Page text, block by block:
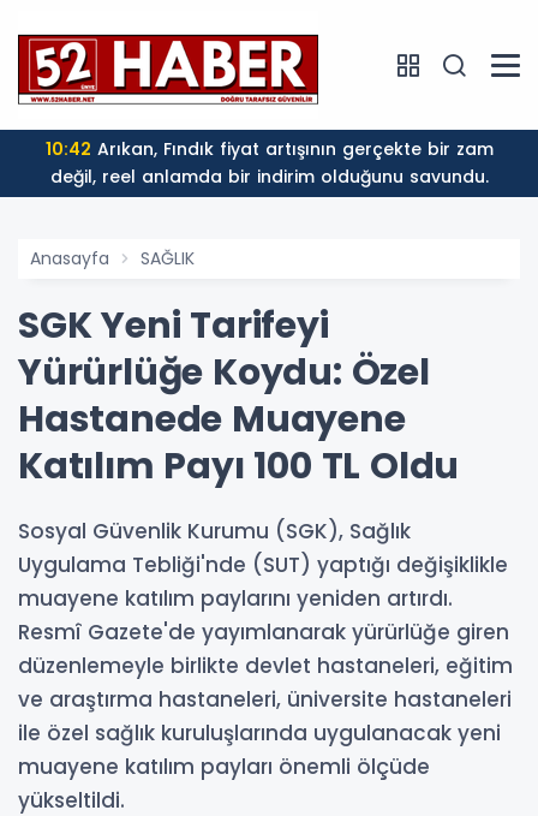
10:42
değil, reel anlamda bir indirim olduğunu savundu.
Anasayfa SAĞLIK
SGK Yeni Tarifeyi
Yürürlüğe Koydu: Özel
Hastanede Muayene
Katılım Payı 100 TL Oldu
Sosyal Güvenlik Kurumu (SGK), Sağlık
Uygulama Tebliği'nde (SUT) yaptığı değişiklikle
muayene katılım paylarını yeniden artırdı.
Resmî Gazete'de yayımlanarak yürürlüğe giren
düzenlemeyle birlikte devlet hastaneleri, eğitim
ve araştırma hastaneleri, üniversite hastaneleri
ile özel sağlık kuruluşlarında uygulanacak yeni
muayene katılım payları önemli ölçüde
yükseltildi.